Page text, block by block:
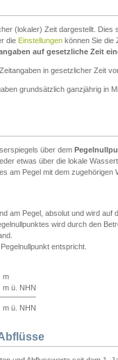
(lokaler) Zeit dargestellt. Dies
die Einstellungen können Sie die
auf gesetzliche Zeit
in gesetzlicher Zeit
grundsätzlich ganzjährig in
über dem
etwas über die lokale
am Pegel mit dem zugehörigen
am Pegel, absolut und wird
wird durch den
entspricht.
m
m ü. NHN
m ü. NHN